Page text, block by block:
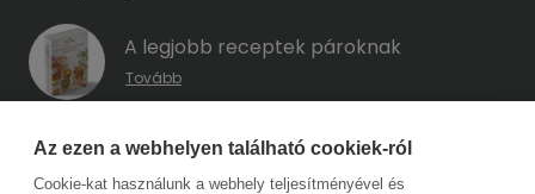
A legjobb receptek pároknak
Tovább
A hűség kódja – Hogyan előzd meg a
megcsalást, mielőtt még eszedbe jutott
Az ezen a webhelyen található cookiek-ról
Cookie-kat használunk a webhely teljesítményével és